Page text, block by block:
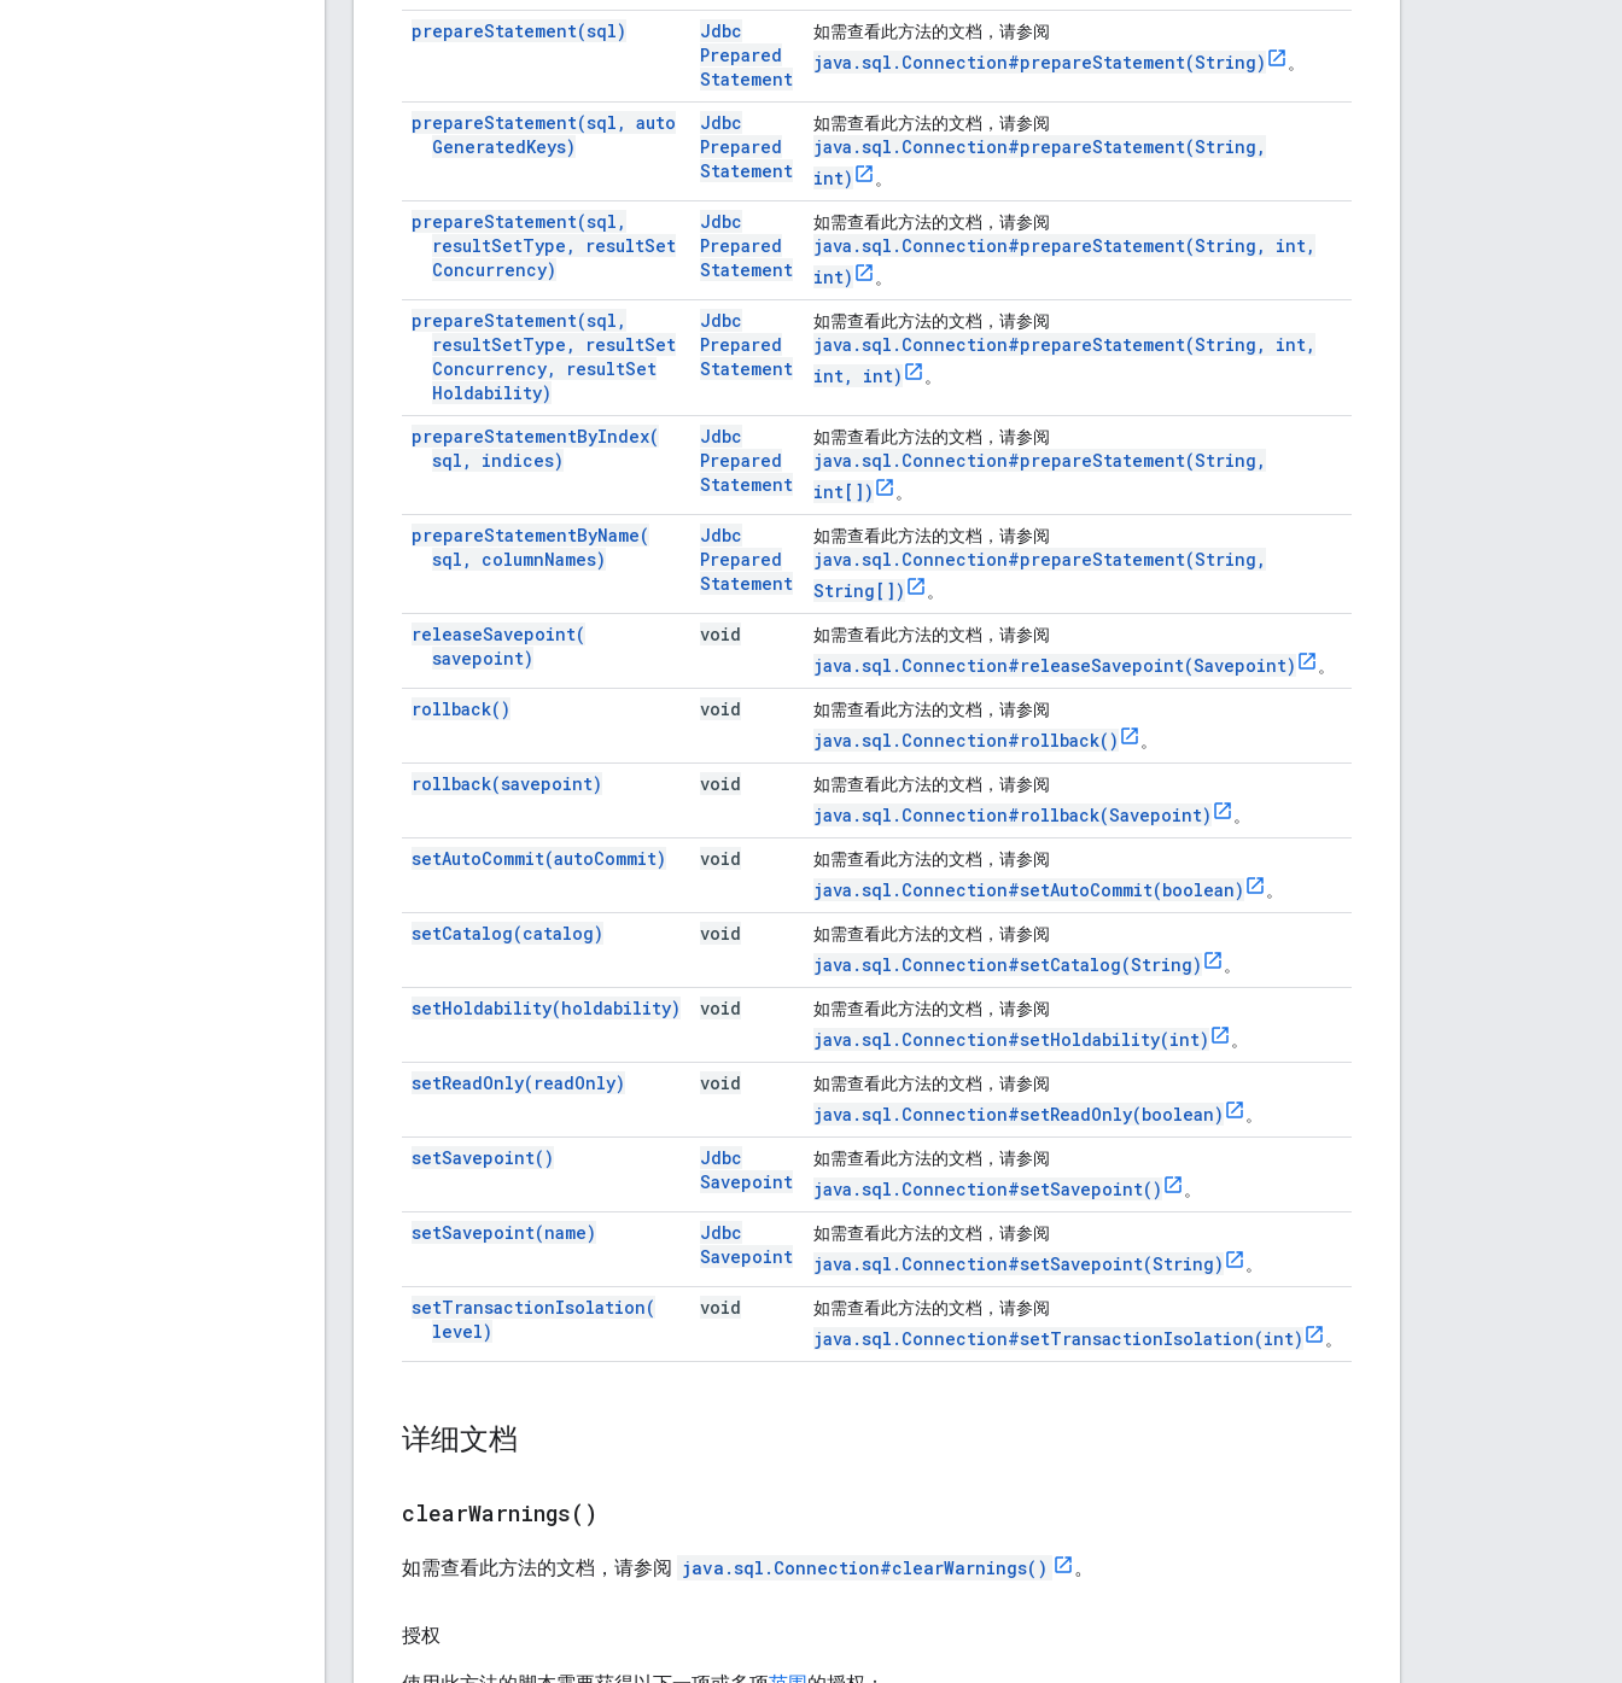
prepareStatement(sql)
Jdbc
Prepared
Statement
如需查看此方法的文档，请参阅
java.sql.Connection#prepareStatement(String) 。
prepareStatement(sql , auto
GeneratedKeys)
Jdbc
Prepared
Statement
如需查看此方法的文档，请参阅
java.sql.Connection#prepareStatement(String,
int)
。
prepareStatement(sql ,
resultSetType , resultSet
Concurrency)
Jdbc
Prepared
Statement
如需查看此方法的文档，请参阅
java.sql.Connection#prepareStatement(String, int,
int)
。
prepareStatement(sql ,
resultSetType , resultSet
Concurrency, resultSet
Holdability)
Jdbc
Prepared
Statement
如需查看此方法的文档，请参阅
java.sql.Connection#prepareStatement(String, int,
int, int)
。
prepareStatementByIndex(
sql , indices)
Jdbc
Prepared
Statement
如需查看此方法的文档，请参阅
java.sql.Connection#prepareStatement(String,
int[])
。
prepareStatementByName(
sql , columnNames)
Jdbc
Prepared
Statement
如需查看此方法的文档，请参阅
java.sql.Connection#prepareStatement(String,
String[])
。
releaseSavepoint(
savepoint)
void 如需查看此方法的文档，请参阅
java.sql.Connection#releaseSavepoint(Savepoint) 。
rollback( ) void 如需查看此方法的文档，请参阅
java.sql.Connection#rollback() 。
rollback(savepoint) void 如需查看此方法的文档，请参阅
java.sql.Connection#rollback(Savepoint) 。
setAutoCommit(autoCommit) void 如需查看此方法的文档，请参阅
java.sql.Connection#setAutoCommit(boolean) 。
setCatalog(catalog) void 如需查看此方法的文档，请参阅
java.sql.Connection#setCatalog(String) 。
setHoldability(holdability) void 如需查看此方法的文档，请参阅
java.sql.Connection#setHoldability(int) 。
setReadOnly( readOnly) void 如需查看此方法的文档，请参阅
java.sql.Connection#setReadOnly(boolean) 。
setSavepoint( )
Jdbc
Savepoint
如需查看此方法的文档，请参阅
java.sql.Connection#setSavepoint() 。
setSavepoint(name)
Jdbc
Savepoint
如需查看此方法的文档，请参阅
java.sql.Connection#setSavepoint(String) 。
setTransactionIsolation(
level)
void 如需查看此方法的文档，请参阅
java.sql.Connection#setTransactionIsolation(int) 。
详细文档
clearWarnings( )
如需查看此方法的文档，请参阅 java.sql.Connection#clearWarnings() 。
授权